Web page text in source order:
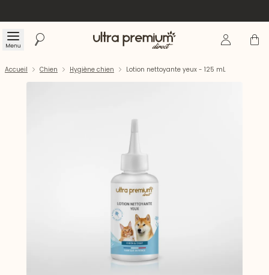
Menu Rechercher Accueil Se Panier
Accueil Chien Hygiène chien Lotion nettoyante yeux - 125 mL